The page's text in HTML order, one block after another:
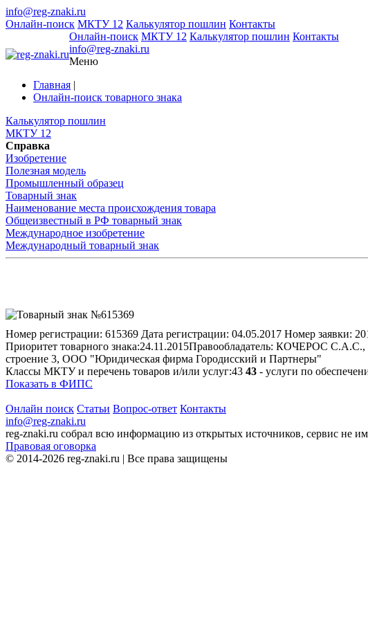
info@reg-znaki.ru
Онлайн-поиск МКТУ 12 Калькулятор пошлин Контакты
Онлайн-поиск МКТУ 12 Калькулятор пошлин Контакты
info@reg-znaki.ru
Меню
Главная |
Онлайн-поиск товарного знака
Калькулятор пошлин
МКТУ 12
Справка
Изобретение
Полезная модель
Промышленный образец
Товарный знак
Наименование места происхождения товара
Общеизвестный в РФ товарный знак
Международное изобретение
Международный товарный знак
Номер регистрации: 615369 Дата регистрации: 04.05.2017 Номер заявки:
Приоритет товарного знака:24.11.2015Правообладатель: КОЧЕРОС С.А.С.,
строение 3, ООО "Юридическая фирма Городисский и Партнеры"
Классы МКТУ и перечень товаров и/или услуг:43 43 - услуги по
Показать в ФИПС
Онлайн поиск Статьи Вопрос-ответ Контакты
info@reg-znaki.ru
reg-znaki.ru собрал всю информацию из открытых источников, сервис не
Правовая оговорка
© 2014-2026 reg-znaki.ru | Все права защищены